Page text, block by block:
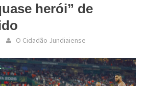
herói” de
O Cidadão Jundiaiense